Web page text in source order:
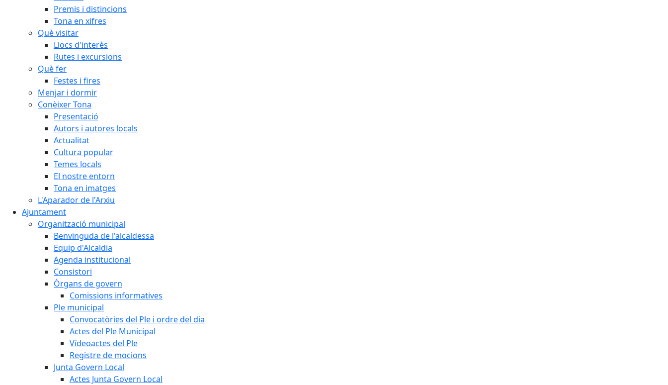
Premis i distincions
Tona en xifres
Què visitar
Llocs d'interès
Rutes i excursions
Què fer
Festes i fires
Menjar i dormir
Conèixer Tona
Presentació
Autors i autores locals
Actualitat
Cultura popular
Temes locals
El nostre entorn
Tona en imatges
L'Aparador de l'Arxiu
Ajuntament
Organització municipal
Benvinguda de l'alcaldessa
Equip d'Alcaldia
Agenda institucional
Consistori
Òrgans de govern
Comissions informatives
Ple municipal
Convocatòries del Ple i ordre del dia
Actes del Ple Municipal
Vídeoactes del Ple
Registre de mocions
Junta Govern Local
Actes Junta Govern Local